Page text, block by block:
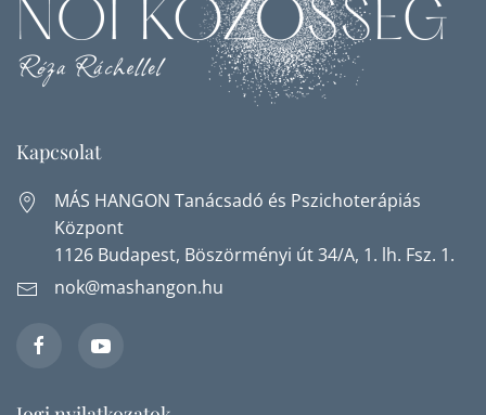
Kapcsolat
MÁS HANGON Tanácsadó és Pszichoterápiás
Központ
1126 Budapest, Böszörményi út 34/A, 1. lh. Fsz. 1.
nok@mashangon.hu